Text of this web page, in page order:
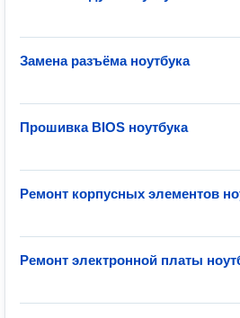
Замена разъёма ноутбука
Прошивка BIOS ноутбука
Ремонт корпусных элементов
Ремонт электронной платы